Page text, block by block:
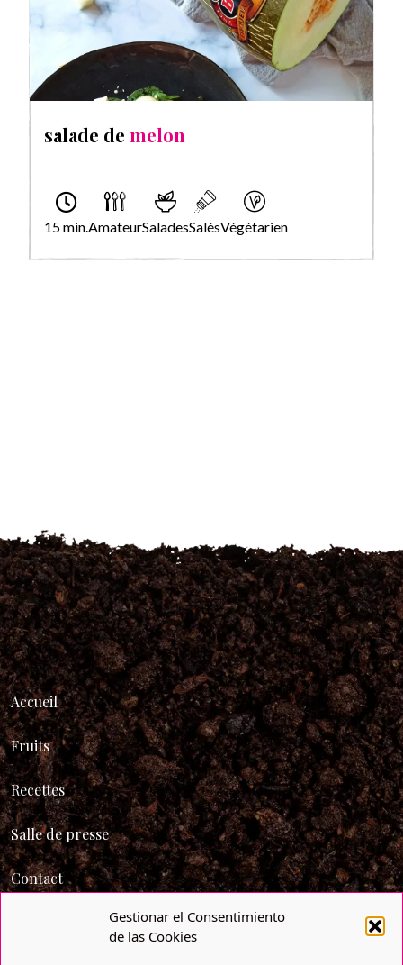
Gestionar el Consentimiento
de las Cookies
salade de melon
15 min. AmateurSaladesSalésVégétarien
Accueil
Fruits
Recettes
Salle de presse
Contact